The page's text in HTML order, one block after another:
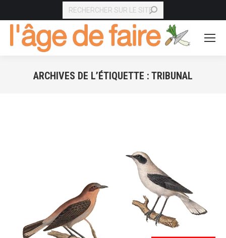
RECHERCHE
ARCHIVES DE L’ÉTIQUETTE : TRIBUNAL